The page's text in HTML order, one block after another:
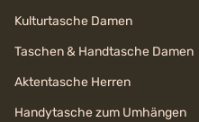
Kulturtasche Damen
Taschen & Handtasche Damen
Aktentasche Herren
Handytasche zum Umhängen